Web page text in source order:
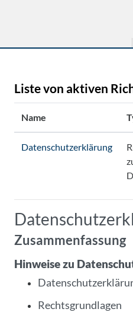
Liste von aktiven
Name
Datenschutzerklärung
Zusammenfassung
Hinweise zu
Rechtsgrundlagen